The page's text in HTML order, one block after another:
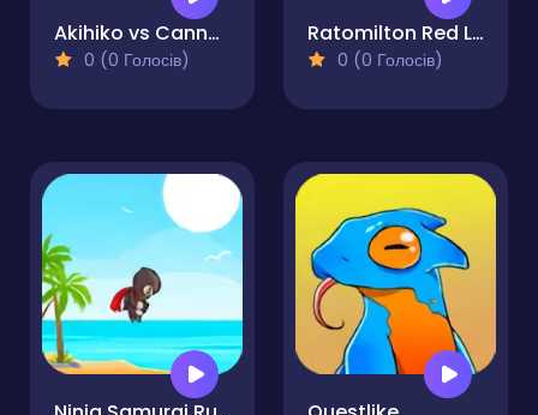
Akihiko vs Cannons 2
0 (0 Голосів)
Ratomilton Red Light Green Light
0 (0 Голосів)